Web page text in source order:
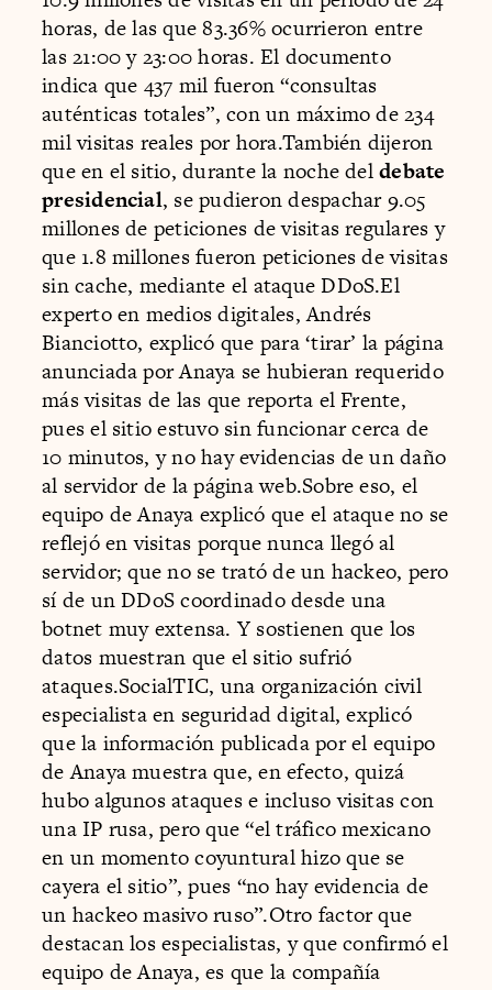
horas, de las que 83.36% ocurrieron entre
las 21:00 y 23:00 horas. El documento
indica que 437 mil fueron “consultas
auténticas totales”, con un máximo de 234
mil visitas reales por hora.También dijeron
que en el sitio, durante la noche deldebate
presidencial, se pudieron despachar 9.05
millones de peticiones de visitas regulares y
que 1.8 millones fueron peticiones de visitas
sin cache, mediante el ataque DDoS.El
experto en medios digitales, Andrés
Bianciotto, explicó que para ‘tirar’ la página
anunciada por Anaya se hubieran requerido
más visitas de las que reporta el Frente,
pues el sitio estuvo sin funcionar cerca de
10 minutos, y no hay evidencias de un daño
al servidor de la página web.Sobre eso, el
equipo de Anaya explicó que el ataque no se
reflejó en visitas porque nunca llegó al
servidor; que no se trató de un hackeo, pero
sí de un DDoS coordinado desde una
botnet muy extensa. Y sostienen que los
datos muestran que el sitio sufrió
ataques.SocialTIC, una organización civil
especialista en seguridad digital, explicó
que la información publicada por el equipo
de Anaya muestra que, en efecto, quizá
hubo algunos ataques e incluso visitas con
una IP rusa, pero que “el tráfico mexicano
en un momento coyuntural hizo que se
cayera el sitio”, pues “no hay evidencia de
un hackeo masivo ruso”.Otro factor que
destacan los especialistas, y que confirmó el
equipo de Anaya, es que la compañía